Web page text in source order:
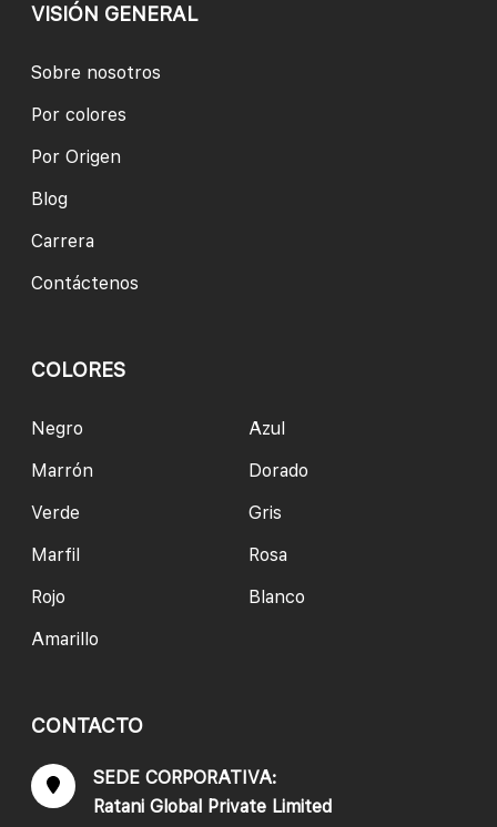
VISIÓN GENERAL
Sobre nosotros
Por colores
Por Origen
Blog
Carrera
Contáctenos
COLORES
Negro
Azul
Marrón
Dorado
Verde
Gris
Marfil
Rosa
Rojo
Blanco
Amarillo
CONTACTO
SEDE CORPORATIVA:
Ratani Global Private Limited